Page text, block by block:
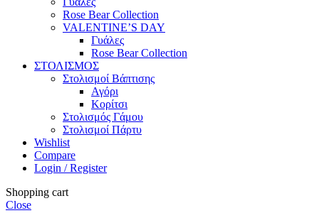
Rose Bear Collection
VALENTINE’S DAY
Γυάλες
Rose Bear Collection
ΣΤΟΛΙΣΜΟΣ
Στολισμοί Βάπτισης
Αγόρι
Κορίτσι
Στολισμός Γάμου
Στολισμοί Πάρτυ
Wishlist
Compare
Login / Register
Shopping cart
Close